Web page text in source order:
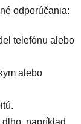
odporúčania:
telefónu alebo
alebo
napríklad